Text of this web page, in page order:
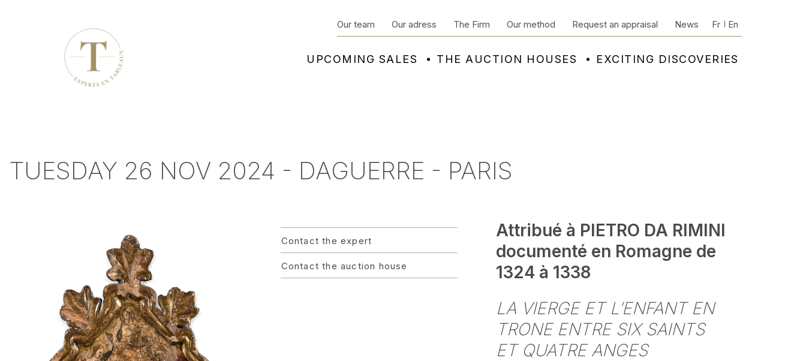
UPCOMING SALES THE AUCTION HOUSES EXCITING DISCOVERIES
Our team Our adress The Firm Our method Request an appraisal News Fr En
TUESDAY 26 NOV 2024 - DAGUERRE - PARIS
Contact the expert
Contact the auction house
Attribué à PIETRO DA RIMINI
documenté en Romagne de
1324 à 1338
LA VIERGE ET L’ENFANT EN
TRONE ENTRE SIX SAINTS
ET QUATRE ANGES